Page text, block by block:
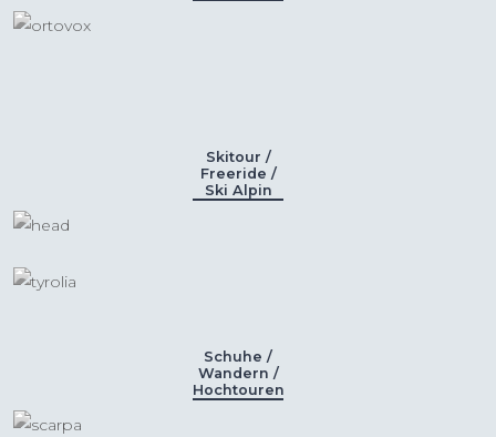
Skitour /
Freeride /
Ski Alpin
Schuhe /
Wandern /
Hochtouren